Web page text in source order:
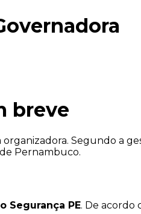
breve
Segundo a
Pernambuco.
Segurança PE. De acordo